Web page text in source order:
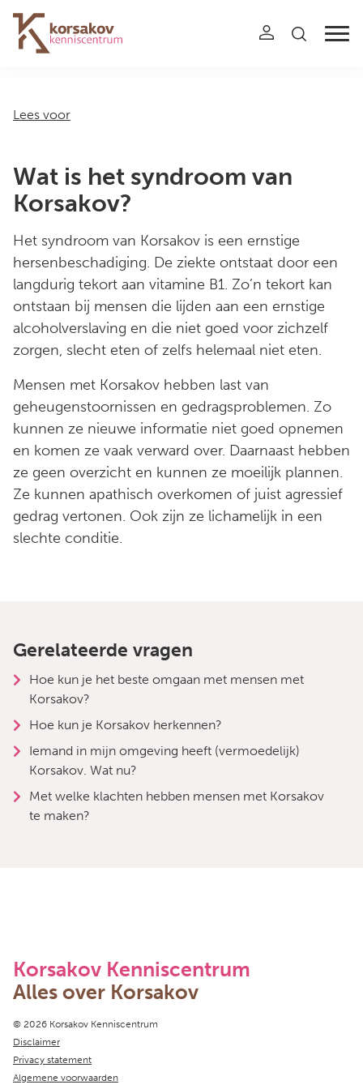
Navigation
Lees voor
Wat is het syndroom van
Korsakov?
Het syndroom van Korsakov is een ernstige
hersenbeschadiging. De ziekte ontstaat door een
langdurig tekort aan vitamine B1. Zo’n tekort kan
ontstaan bij mensen die lijden aan een ernstige
alcoholverslaving en die niet goed voor zichzelf
zorgen, slecht eten of zelfs helemaal niet eten.
Mensen met Korsakov hebben last van
geheugenstoornissen en gedragsproblemen. Zo
kunnen ze nieuwe informatie niet goed opnemen
en komen ze vaak verward over. Daarnaast hebben
ze geen overzicht en kunnen ze moeilijk plannen.
Ze kunnen apathisch overkomen of juist agressief
gedrag vertonen. Ook zijn ze lichamelijk in een
slechte conditie.
Gerelateerde vragen
Hoe kun je het beste omgaan met mensen met
Korsakov?
Hoe kun je Korsakov herkennen?
Iemand in mijn omgeving heeft (vermoedelijk)
Korsakov. Wat nu?
Met welke klachten hebben mensen met Korsakov
te maken?
Korsakov Kenniscentrum
Alles over Korsakov
Copyright navigation
© 2026 Korsakov Kenniscentrum
Disclaimer
Privacy statement
Algemene voorwaarden